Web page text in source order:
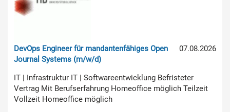
07.08.2026
DevOps Engineer für mandantenfähiges Open
Journal Systems (m/w/d)
IT | Infrastruktur IT | Softwareentwicklung Befristeter
Vertrag Mit Berufserfahrung Homeoffice möglich Teilzeit
Vollzeit Homeoffice möglich